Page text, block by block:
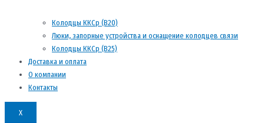
Колодцы ККСр (В20)
Люки, запорные устройства и оснащение колодцев связи
Колодцы ККСр (В25)
Доставка и оплата
О компании
Контакты
X